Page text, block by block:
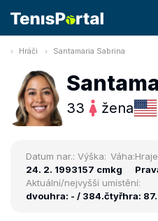
Hráči Santamaria Sabrina
33 žena
Datum nar.:
24. 2. 1993
Výška:
157 cm
Váha:
kg
Aktuální/nejvyšší umístění:
dvouhra: - / 384.čtyřhra: